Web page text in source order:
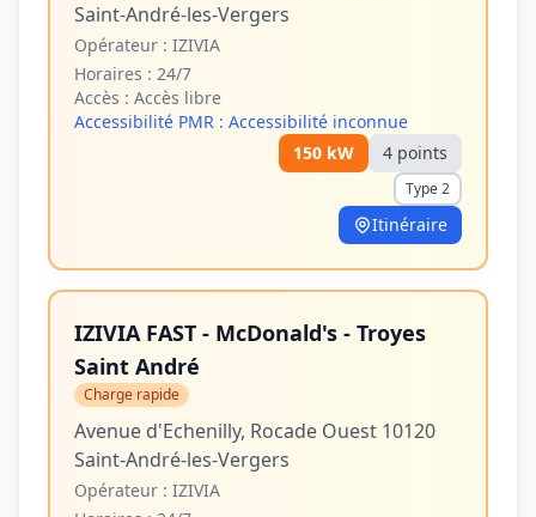
Saint-André-les-Vergers
Opérateur : IZIVIA
Horaires : 24/7
Accès : Accès libre
Accessibilité PMR : Accessibilité inconnue
150 kW 4 points
Type 2
Itinéraire
IZIVIA FAST - McDonald's - Troyes
Saint André
Charge rapide
Avenue d'Echenilly, Rocade Ouest 10120
Saint-André-les-Vergers
Opérateur : IZIVIA